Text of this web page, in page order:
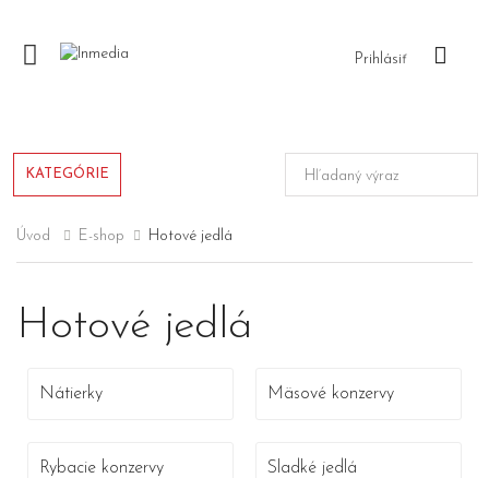
Prihlásiť
login
KATEGÓRIE
Úvod E-shop Hotové jedlá
Hotové jedlá
Nátierky Mäsové konzervy
Rybacie konzervy Sladké jedlá